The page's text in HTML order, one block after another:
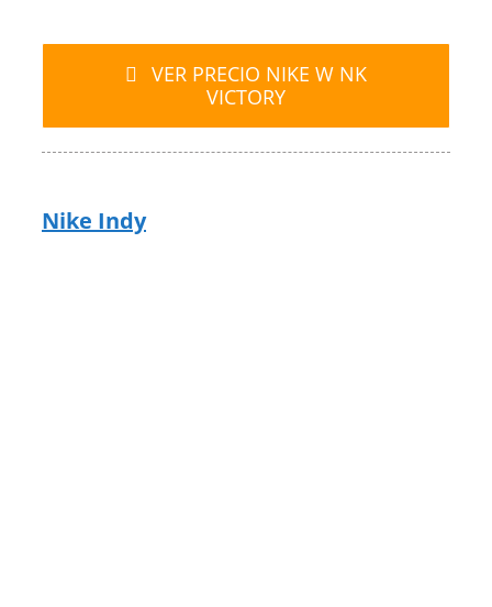
VER PRECIO NIKE W NK
VICTORY
Nike Indy